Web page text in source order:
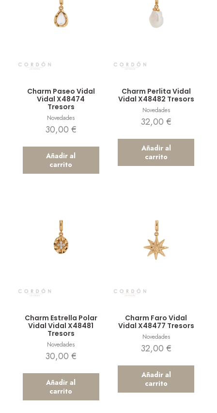
Charm Paseo Vidal
Vidal X48474
Tresors
Novedades
30,00 €
Añadir al
carrito
Charm Perlita Vidal
Vidal X48482 Tresors
Novedades
32,00 €
Añadir al
carrito
Charm Estrella Polar
Vidal Vidal X48481
Tresors
Novedades
30,00 €
Añadir al
carrito
Charm Faro Vidal
Vidal X48477 Tresors
Novedades
32,00 €
Añadir al
carrito